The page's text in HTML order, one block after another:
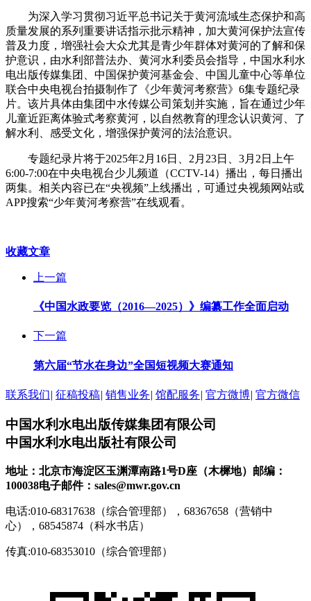
为深入学习贯彻习近平总书记关于黄河流域生态保护和高
质量发展的系列重要讲话指示批示精神，加大黄河保护法宣传
普及力度，增强社会大众尤其是青少年群体对黄河的了解和保
护意识，由水利部普法办、黄河水利委员会指导，中国水利水
电出版传媒集团、中国保护黄河基金会、中国儿童中心等单位
联合中央电视台拍摄制作了《少年黄河考察营》6集专题纪录
片。该片具体由集团中水传媒公司策划并实施，旨在通过少年
儿童近距离体验式考察黄河，以自然教育的理念认识黄河、了
解水利、感受文化，增强保护黄河的法治意识。
专题纪录片将于2025年2月16日、2月23日、3月2日上午
6:00-7:00在中央电视台少儿频道（CCTV-14）播出，每日播出
两集。相关内容已在“央视频”上线播出，可通过央视频网站或
APP搜索“少年黄河考察营”在线观看。
收藏文章
上一篇
《中国水政要览（2016—2025）》编纂工作全面启动
下一篇
第六届“节水在身边”全国短视频大赛通知
联系我们| 征稿投稿| 销售业务| 馆配服务| 官方微博| 官方微信
中国水利水电出版传媒集团有限公司
中国水利水电出版社有限公司
地址：北京市海淀区玉渊潭南路1号D座（木樨地） 邮编：
100038电子邮件：sales@mwr.gov.cn
电话:010-68317638（综合管理部），68367658（营销中
心），68545874（科水书店）
传真:010-68353010（综合管理部）